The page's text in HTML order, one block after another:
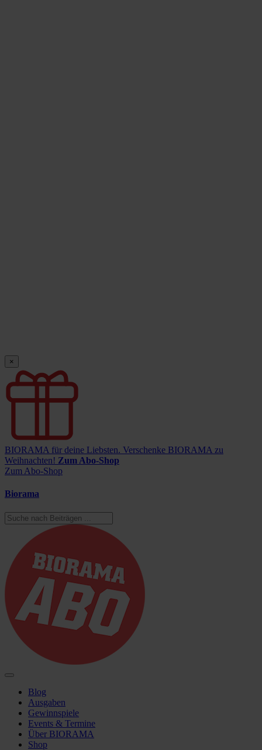
×
BIORAMA für deine Liebsten. Verschenke BIORAMA zu
Weihnachten! Zum Abo-Shop
Zum Abo-Shop
Biorama
Blog
Ausgaben
Gewinnspiele
Events & Termine
Über BIORAMA
Shop